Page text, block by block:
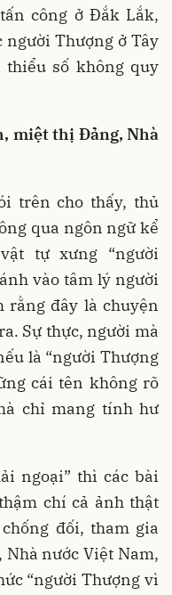
công ở Đắk Lắk,
Thượng ở Tây
thiểu số không quy
miệt thị Đảng, Nhà
trên cho thấy, thủ
qua ngôn ngữ kể
tự xưng “người
vào tâm lý người
rằng đây là chuyện
Sự thực, người mà
là “người Thượng
cái tên không rõ
chỉ mang tính hư
ngoại” thì các bài
chí cả ảnh thật
đối, tham gia
Nhà nước Việt Nam,
“người Thượng vì